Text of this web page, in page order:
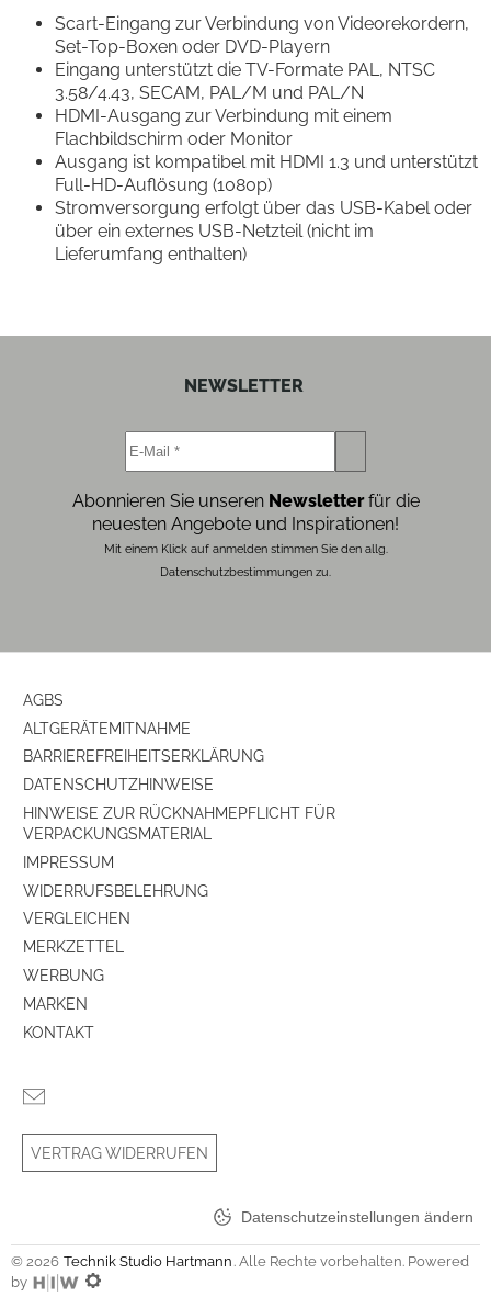
Scart-Eingang zur Verbindung von Videorekordern,
Set-Top-Boxen oder DVD-Playern
Eingang unterstützt die TV-Formate PAL, NTSC
3.58/4.43, SECAM, PAL/M und PAL/N
HDMI-Ausgang zur Verbindung mit einem
Flachbildschirm oder Monitor
Ausgang ist kompatibel mit HDMI 1.3 und unterstützt
Full-HD-Auflösung (1080p)
Stromversorgung erfolgt über das USB-Kabel oder
über ein externes USB-Netzteil (nicht im
Lieferumfang enthalten)
NEWSLETTER
Abonnieren Sie unseren Newsletterfür die
neuesten Angebote und Inspirationen!
Mit einem Klick auf anmelden stimmen Sie den allg.
Datenschutzbestimmungen zu.
AGBS
ALTGERÄTEMITNAHME
BARRIEREFREIHEITSERKLÄRUNG
DATENSCHUTZHINWEISE
HINWEISE ZUR RÜCKNAHMEPFLICHT FÜR
VERPACKUNGSMATERIAL
IMPRESSUM
WIDERRUFSBELEHRUNG
VERGLEICHEN
MERKZETTEL
WERBUNG
MARKEN
KONTAKT
VERTRAG WIDERRUFEN
Datenschutzeinstellungen ändern
© 2026 Technik Studio Hartmann. Alle Rechte vorbehalten. Powered
by